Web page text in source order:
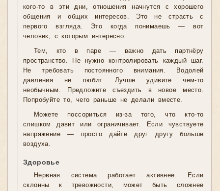
кого-то в эти дни, отношения начнутся с хорошего
общения и общих интересов. Это не страсть с
первого взгляда. Это когда понимаешь — вот
человек, с которым интересно.
Тем, кто в паре — важно дать партнёру
пространство. Не нужно контролировать каждый шаг.
Не требовать постоянного внимания. Водолей
давления не любит. Лучше удивите чем-то
необычным. Предложите съездить в новое место.
Попробуйте то, чего раньше не делали вместе.
Можете поссориться из-за того, что кто-то
слишком давит или ограничивает. Если чувствуете
напряжение — просто дайте друг другу больше
воздуха.
Здоровье
Нервная система работает активнее. Если
склонны к тревожности, может быть сложнее